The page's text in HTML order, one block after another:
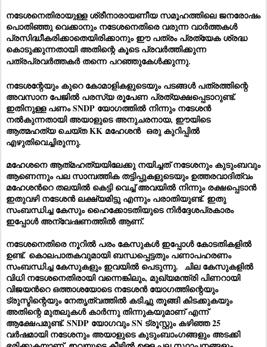
നടേശനെതിരായുള്ള ശ്രീനാരായണീയ സമൂഹത്തിലെ ജനരോഷം
പൊതിഞ്ഞു വെക്കാനും നടേശനെതിരെ വരുന്ന വാർത്തകൾ
പ്രസിദ്ധീകരിക്കാതെയിരിക്കാനും ഈ പത്രം പ്രത്യേക ശ്രദ്ധ
കൊടുക്കുന്നതായി അതിന്റെ കൂടെ പ്രവർത്തിക്കുന്ന
പത്രപ്രവർത്തകർ തന്നെ പറഞ്ഞുകേൾക്കുന്നു.
നടേശന്റേയും കുറെ കോമാളികളുടെയും പടങ്ങൾ പത്രത്തിന്റെ
അവസാന പേജിൽ പരസ്യ രൂപേണ പ്രത്യക്ഷപ്പെടാറുണ്ട്.
ഇതിനുള്ള പണം SNDP യോഗത്തിൽ നിന്നും നടേശൻ
നൽകുന്നതായി അയാളുടെ അനുചരനായ, ഈയിടെ
ആത്മഹത്യ ചെയ്ത KK മഹേശൻ ഒരു കുറിപ്പിൽ
എഴുതിവെച്ചിരുന്നു.
മഹേശനെ ആത്‌മഹത്യയിലേക്കു നയിച്ചത് നടേശനും കുടുംബവും
ആണെന്നും പല സാമ്പത്തിക തട്ടിപ്പുകളുടെയും ഉത്തരവാദിത്വം
മഹേശൻറെ തലയിൽ കെട്ടി വെച്ച് അവയിൽ നിന്നും രക്ഷപ്പെടാൻ
ഇതുവഴി നടേശൻ ലക്ഷ്യമിട്ടു എന്നും പരാതിയുണ്ട്. ഇതു
സംബന്ധിച്ച കേസും ഹൈക്കോടതിയുടെ നിർദ്ദേശപ്രകാരം
ഇപ്പോൾ അന്വേഷണത്തിൽ ആണ്.
നടേശനെതിരെ നൂറിൽ പരം കേസുകൾ ഇപ്പോൾ കോടതികളിൽ
ഉണ്ട്. കൊലപാതകവുമായി ബന്ധപ്പെട്ടതും പണാപഹരണം
സംബന്ധിച്ച കേസുകളും ഇവയിൽ പെടുന്നു. ചില കേസുകളിൽ
വിധി നടേശനെതിരായി വന്നെങ്കിലും, മുഖ്യമന്ത്രി പിണറായി
വിജയൻറെ ഒത്താശയോടെ നടേശൻ യോഗത്തിന്റെയും
ട്രുസ്ടിന്റെയും നേതൃത്വത്തിൽ കടിച്ചു തൂങ്ങി കിടക്കുകയും
അതിന്റെ മുതലുകൾ കാർന്നു തിന്നുകയുമാണ് എന്ന്
ആക്ഷേപമുണ്ട്. SNDP യോഗവും SN ട്രൂസ്റ്റും കഴിഞ്ഞ 25
വർഷമായി നടേശനും അയാളുടെ കുടുംബാംഗങ്ങളും അടക്കി